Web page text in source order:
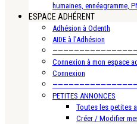
humaines, ennéagramme,
ESPACE ADHÉRENT
Adhésion à Odenth
AIDE à l’Adhésion
Connexion à mon espace
Connexion
PETITES ANNONCES
Toutes les petites
Créer / Modifier